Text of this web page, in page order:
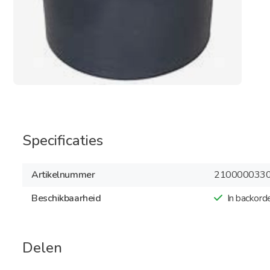
Specificaties
Artikelnummer
Beschikbaarheid
In
Delen